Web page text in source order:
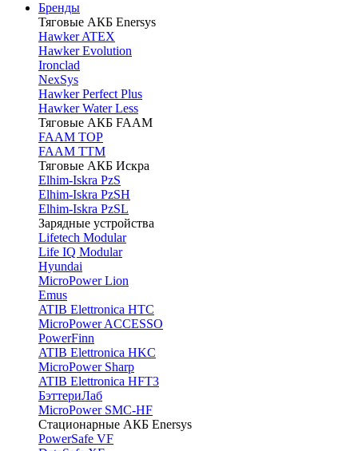
Бренды
Тяговые АКБ Enersys
Hawker ATEX
Hawker Evolution
Ironclad
NexSys
Hawker Perfect Plus
Hawker Water Less
Тяговые АКБ FAAM
FAAM TOP
FAAM TTM
Тяговые АКБ Искра
Elhim-Iskra PzS
Elhim-Iskra PzSH
Elhim-Iskra PzSL
Зарядные устройства
Lifetech Modular
Life IQ Modular
Hyundai
MicroPower Lion
Emus
ATIB Elettronica HTC
MicroPower ACCESSO
PowerFinn
ATIB Elettronica HKC
MicroPower Sharp
ATIB Elettronica HFT3
БэттериЛаб
MicroPower SMC-HF
Стационарные АКБ Enersys
PowerSafe VF